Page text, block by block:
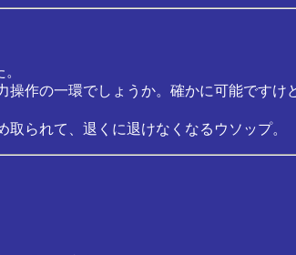
作の一環でしょうか。確かに可能ですけ
られて、退くに退けなくなるウソップ。